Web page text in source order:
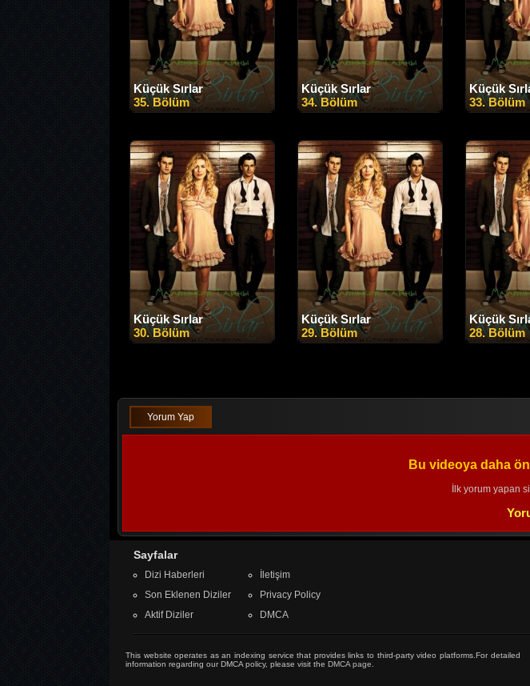
Küçük Sırlar
35. Bölüm
Küçük Sırlar
34. Bölüm
Küçük
33. Bölüm
Küçük Sırlar
30. Bölüm
Küçük Sırlar
29. Bölüm
Küçük
28. Bölüm
Yorum Yap
Bu videoya daha
İlk yorum yapan
Sayfalar
Dizi Haberleri
İletişim
Son Eklenen Diziler
Privacy Policy
Aktif Diziler
DMCA
This website operates as an indexing service that provides links to third-party video platforms.For detailed
information regarding our DMCA policy, please visit the DMCA page.